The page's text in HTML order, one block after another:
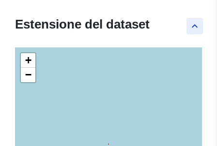
keyboard_arrow_up
Estensione del dataset
+
−